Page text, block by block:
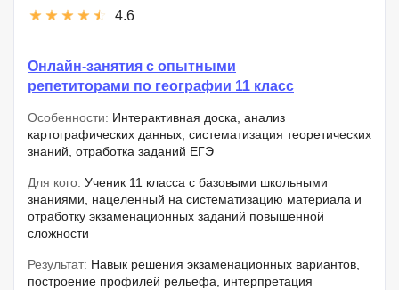
4.6
Онлайн-занятия с опытными
репетиторами по географии 11 класс
Особенности: Интерактивная доска, анализ
картографических данных, систематизация теоретических
знаний, отработка заданий ЕГЭ
Для кого: Ученик 11 класса с базовыми школьными
знаниями, нацеленный на систематизацию материала и
отработку экзаменационных заданий повышенной
сложности
Результат: Навык решения экзаменационных вариантов,
построение профилей рельефа, интерпретация